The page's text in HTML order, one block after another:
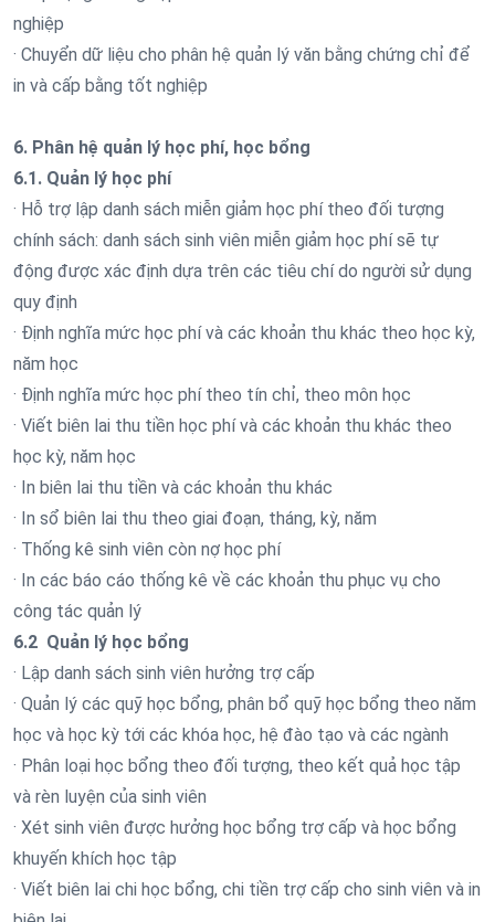
nghiệp
· Chuyển dữ liệu cho phân hệ quản lý văn bằng chứng chỉ để
in và cấp bằng tốt nghiệp
6. Phân hệ quản lý học phí, học bổng
6.1. Quản lý học phí
· Hỗ trợ lập danh sách miễn giảm học phí theo đối tượng
chính sách: danh sách sinh viên miễn giảm học phí sẽ tự
động được xác định dựa trên các tiêu chí do người sử dụng
quy định
· Định nghĩa mức học phí và các khoản thu khác theo học kỳ,
năm học
· Định nghĩa mức học phí theo tín chỉ, theo môn học
· Viết biên lai thu tiền học phí và các khoản thu khác theo
học kỳ, năm học
· In biên lai thu tiền và các khoản thu khác
· In sổ biên lai thu theo giai đoạn, tháng, kỳ, năm
· Thống kê sinh viên còn nợ học phí
· In các báo cáo thống kê về các khoản thu phục vụ cho
công tác quản lý
6.2 Quản lý học bổng
· Lập danh sách sinh viên hưởng trợ cấp
· Quản lý các quỹ học bổng, phân bổ quỹ học bổng theo năm
học và học kỳ tới các khóa học, hệ đào tạo và các ngành
· Phân loại học bổng theo đối tượng, theo kết quả học tập
và rèn luyện của sinh viên
· Xét sinh viên được hưởng học bổng trợ cấp và học bổng
khuyến khích học tập
· Viết biên lai chi học bổng, chi tiền trợ cấp cho sinh viên và in